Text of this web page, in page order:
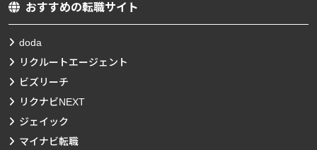
おすすめの転職サイト
doda
リクルートエージェント
ビズリーチ
リクナビNEXT
ジェイック
マイナビ転職